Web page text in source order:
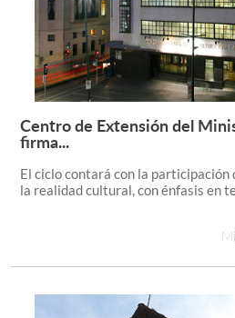
Centro de Extensión del
firma...
El ciclo contará con la participación
la realidad cultural, con énfasis en